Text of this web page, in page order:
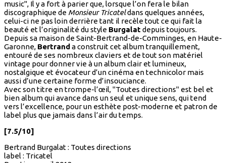
music", Il y a fort à parier que, lorsque l’on fera le bilan
discographique de Monsieur Tricateldans quelques années,
celui-ci ne pas loin derrière tant il recèle tout ce qui fait la
beauté et l’originalité du style Burgalatdepuis toujours.
Depuis sa maison de Saint-Bertrand-de-Comminges, en Haute-
Garonne, Bertranda construit cet album tranquillement,
entouré de ses nombreux claviers et de tout son matériel
vintage pour donner vie à un album clair et lumineux,
nostalgique et évocateur d’un cinéma en technicolor mais
aussi d’une certaine forme d’insouciance.
Avec son titre en trompe-l’œil, "Toutes directions" est bel et
bien album qui avance dans un seul et unique sens, qui tend
vers l’excellence, pour un esthète post-moderne et patron de
label plus que jamais dans l’air du temps.
[7.5/10]
Bertrand Burgalat : Toutes directions
label : Tricatel